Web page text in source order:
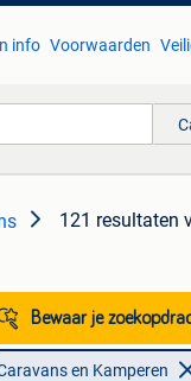
info Voorwaarden
121 resultaten
Bewaar je
en Kamperen